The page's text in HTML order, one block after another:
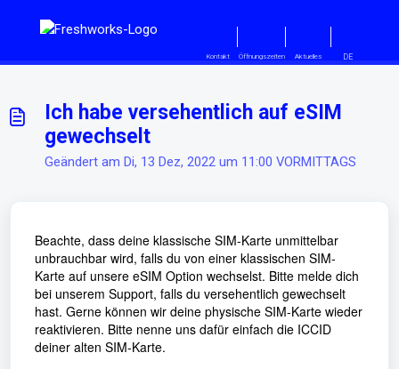
Kontakt Öffnungszeiten Aktuelles DE
Ich habe versehentlich auf eSIM
gewechselt
Geändert am Di, 13 Dez, 2022 um 11:00 VORMITTAGS
Beachte, dass deine klassische SIM-Karte unmittelbar
unbrauchbar wird, falls du von einer klassischen SIM-
Karte auf unsere eSIM Option wechselst. Bitte melde dich
bei unserem Support, falls du versehentlich gewechselt
hast. Gerne können wir deine physische SIM-Karte wieder
reaktivieren. Bitte nenne uns dafür einfach die ICCID
deiner alten SIM-Karte.